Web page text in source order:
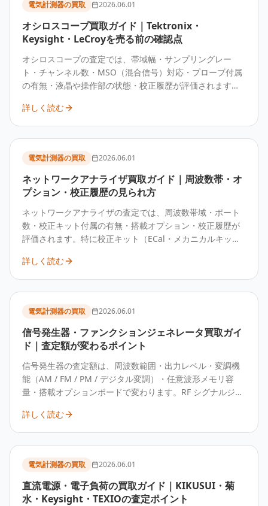
電気計測器の買取 2026.06.01
オシロスコープ買取ガイド｜Tektronix・
Keysight・LeCroyを売る前の確認点
オシロスコープの査定では、帯域幅・サンプリングレー
ト・チャンネル数・MSO（混合信号）対応・プローブ付属
の有無・液晶や操作部の状態・校正履歴が評価されます。
Schwarz の機種は中古需要があり、プローブ欠品や校正期
限切れでも査定の可能性があります。
詳しく読む
電気計測器の買取 2026.06.01
ネットワークアナライザ買取ガイド｜周波数帯・オ
プション・校正履歴の見られ方
ネットワークアナライザの査定では、周波数帯域・ポート
数・校正キット付属の有無・搭載オプション・校正履歴が
評価されます。特に校正キット（ECal・メカニカルキット
す。本体のみでも査定可能ですが、校正キット込みのほう
が優位です。
詳しく読む
電気計測器の買取 2026.06.01
信号発生器・ファンクションジェネレータ買取ガイ
ド｜査定額が変わるポイント
信号発生器の査定額は、周波数範囲・出力レベル・変調機
能（AM / FM / PM / デジタル変調）・任意波形メモリ容
量・搭載オプションボードで変わります。RF シグナルジェ
（AWG）はいずれも査定対象です。オプションボードの搭
載状況をお知らせいただくと査定が正確になります。
詳しく読む
電気計測器の買取 2026.06.01
直流電源・電子負荷の買取ガイド｜KIKUSUI・菊
水・Keysight・TEXIOの査定ポイント